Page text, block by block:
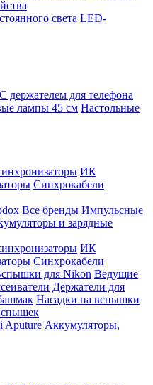
света LED-
С держателем для телефона
лампы 45 см Настольные
ИК
Синхрокабели
Все бренды Импульсные
и зарядные
ИК
Синхрокабели
для Nikon Ведущие
Держатели для
Насадки на вспышки
Aputure Аккумуляторы,